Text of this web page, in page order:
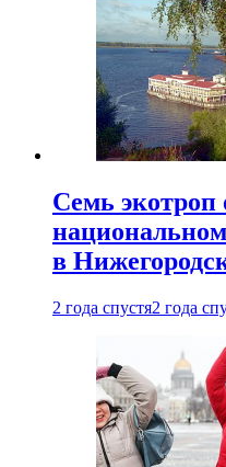
Семь экотроп
в
2 года спустя2 года